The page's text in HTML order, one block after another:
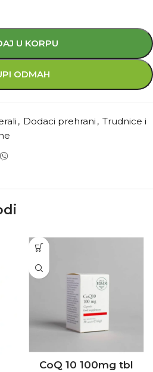
U KORPU
ODMAH
, Dodaci prehrani , Trudnice i
CoQ 10 100mg tbl